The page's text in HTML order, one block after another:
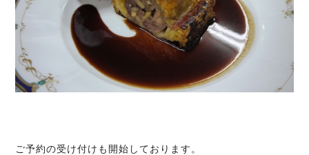
ご予約の受け付けも開始しております。